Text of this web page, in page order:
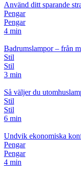
Använd ditt sparande
Pengar
Pengar
4 min
Badrumslampor – från
Stil
Stil
3 min
Så väljer du
Stil
Stil
6 min
Undvik ekonomiska
Pengar
Pengar
4 min